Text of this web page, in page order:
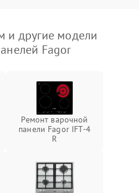
и другие модели
Fagor
Ремонт варочной
панели Fagor IFT-4
R